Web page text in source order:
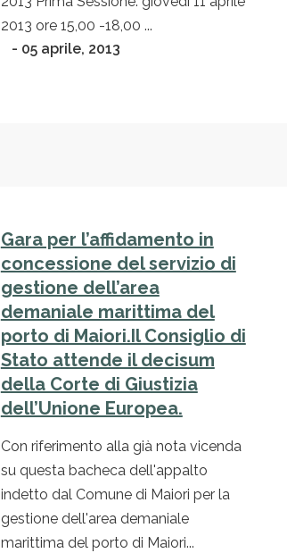
2013 ore 15,00 -18,00 ...
- 05 aprile, 2013
Gara per l’affidamento in
concessione del servizio di
gestione dell’area
demaniale marittima del
porto di Maiori.Il Consiglio di
Stato attende il decisum
della Corte di Giustizia
dell’Unione Europea.
Con riferimento alla già nota vicenda
su questa bacheca dell'appalto
indetto dal Comune di Maiori per la
gestione dell'area demaniale
marittima del porto di Maiori...